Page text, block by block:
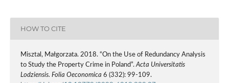
HOW TO CITE
Misztal, Małgorzata. 2018. “On the Use of Redundancy Analysis
to Study the Property Crime in Poland”. Acta Universitatis
Lodziensis. Folia Oeconomica 6 (332): 99-109.